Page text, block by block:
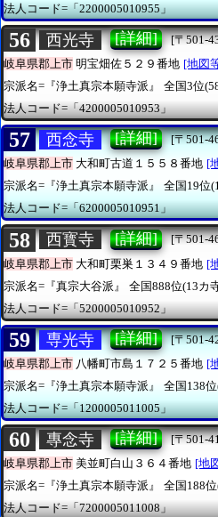
法人コード=「2200005010955」
56 西光寺 [詳細]
[〒501-
岐阜県郡上市 明宝畑佐５２９番地 [地図
宗派名=『浄土真宗本願寺派』
全国3位
法人コード=「4200005010953」
57 西念寺 [詳細]
[〒501-
岐阜県郡上市 大和町古道１５５８番地 [
宗派名=『浄土真宗本願寺派』
全国19位
法人コード=「6200005010951」
58 西寳寺 [詳細]
[〒501-
岐阜県郡上市 大和町栗巣１３４９番地 [
宗派名=『真宗大谷派』
全国888位(13カ
法人コード=「5200005010952」
59 専光寺 [詳細]
[〒501-
岐阜県郡上市 八幡町市島１７２５番地 [
宗派名=『浄土真宗本願寺派』
全国138
法人コード=「1200005011005」
60 專念寺 [詳細]
[〒501-
岐阜県郡上市 美並町白山３６４番地 [地
宗派名=『浄土真宗本願寺派』
全国188
法人コード=「7200005011008」